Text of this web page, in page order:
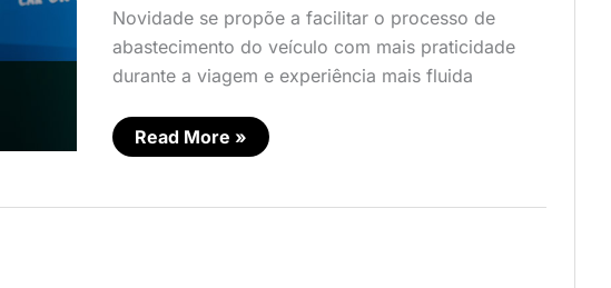
Novidade se propõe a facilitar o processo de
abastecimento do veículo com mais praticidade
durante a viagem e experiência mais fluida
Read More »